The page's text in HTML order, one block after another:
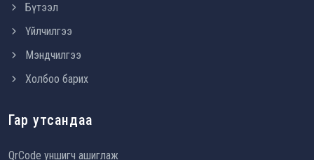
Бүтээл
Үйлчилгээ
Мэндчилгээ
Холбоо барих
Гар утсандаа
QrCode уншигч ашиглаж